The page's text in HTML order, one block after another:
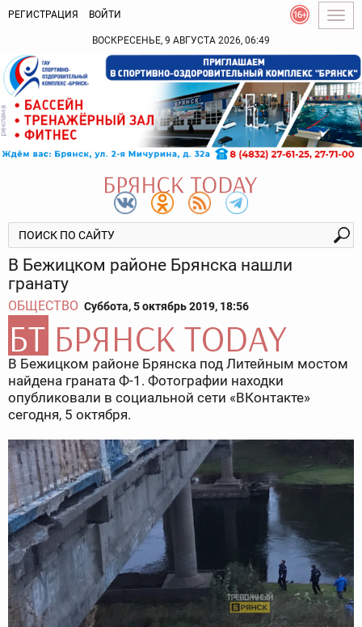
РЕГИСТРАЦИЯ ВОЙТИ
ВОСКРЕСЕНЬЕ, 9 АВГУСТА 2026, 06:49
В Бежицком районе Брянска нашли
гранату
ОБЩЕСТВО Суббота, 5 октябрь 2019, 18:56
В Бежицком районе Брянска под Литейным мостом
найдена граната Ф-1. Фотографии находки
опубликовали в социальной сети «ВКонтакте»
сегодня, 5 октября.